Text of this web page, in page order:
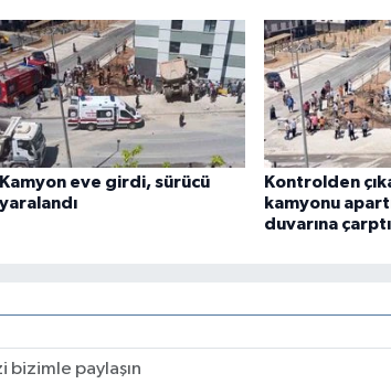
Kamyon eve girdi, sürücü
yaralandı
Kontrolden
kamyonu
duvarına